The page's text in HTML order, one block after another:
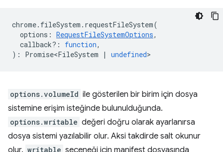
chrome. fileSystem . requestFileSystem(
options : RequestFileSystemOptions,
callback? : function,
) : Promise<FileSystem | undefined>
options.volumeId ile gösterilen bir birim için dosya
sistemine erişim isteğinde bulunulduğunda.
options.writable değeri doğru olarak ayarlanırsa
dosya sistemi yazılabilir olur. Aksi takdirde salt okunur
olur. writable seçeneği için manifest dosyasında